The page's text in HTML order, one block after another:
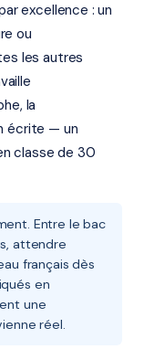
excellence : un
ou
les autres
la
écrite — un
classe de 30
Entre le bac
attendre
français dès
en
une
réel.